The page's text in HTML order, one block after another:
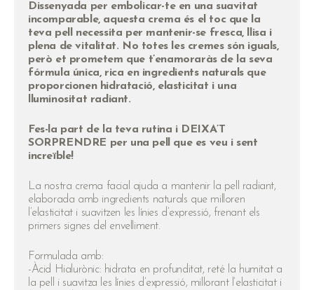
Dissenyada per embolicar-te en una suavitat
incomparable, aquesta crema és el toc que la
teva pell necessita per mantenir-se fresca, llisa i
plena de vitalitat. No totes les cremes són iguals,
però et prometem que t’enamoraràs de la seva
fórmula única, rica en ingredients naturals que
proporcionen hidratació, elasticitat i una
lluminositat radiant.
Fes-la part de la teva rutina i DEIXA’T
SORPRENDRE per una pell que es veu i sent
increïble!
La nostra crema facial ajuda a mantenir la pell radiant,
elaborada amb ingredients naturals que milloren
l’elasticitat i suavitzen les línies d’expressió, frenant els
primers signes del envelliment.
Formulada amb:
-Àcid Hialurònic: hidrata en profunditat, reté la humitat a
la pell i suavitza les línies d’expressió, millorant l’elasticitat i